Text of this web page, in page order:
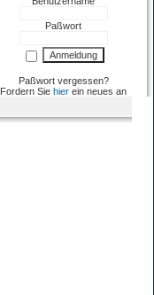
Paßwort
Paßwort vergessen?
Fordern Sie hier ein neues an